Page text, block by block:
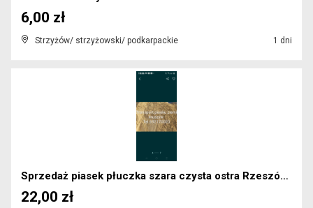
Strzyżów/ strzyżowski/ podkarpackie 1 dni
6,00 zł
Sprzedaż piasek płuczka szara czysta ostra Rzeszów...
22,00 zł